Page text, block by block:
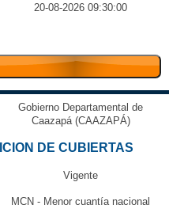
20-08-2026 09:30:00
Gobierno Departamental de
Caazapá (CAAZAPÁ)
DE CUBIERTAS
Vigente
MCN - Menor cuantía nacional